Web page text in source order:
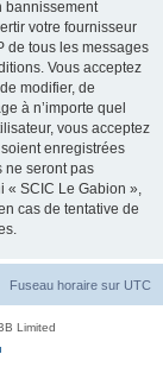
bannissement
votre fournisseur
de tous les messages
Vous acceptez
modifier, de
à n’importe quel
vous acceptez
enregistrées
ne seront pas
« SCIC Le Gabion »,
cas de tentative de
Fuseau horaire sur UTC
Limited